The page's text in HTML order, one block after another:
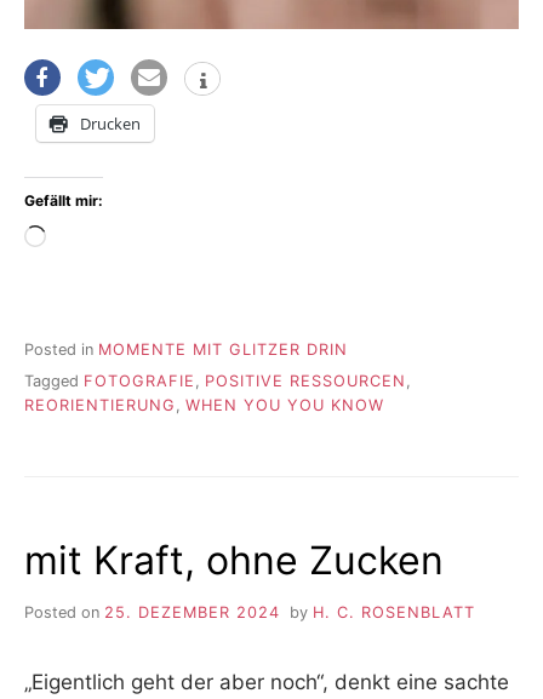
Drucken
Gefällt mir:
Wird
Posted in MOMENTE MIT GLITZER DRIN
Tagged FOTOGRAFIE , POSITIVE RESSOURCEN ,
REORIENTIERUNG , WHEN YOU YOU KNOW
mit Kraft, ohne Zucken
Posted on 25. DEZEMBER 2024 by H. C. ROSENBLATT
„Eigentlich geht der aber noch“, denkt eine sachte